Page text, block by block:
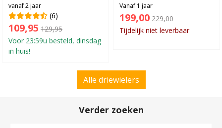
vanaf 2 jaar
(6)
109,95 129,95
Voor 23:59u besteld, dinsdag
in huis!
Vanaf 1 jaar
199,00 229,00
Tijdelijk niet leverbaar
Alle driewielers
Verder zoeken